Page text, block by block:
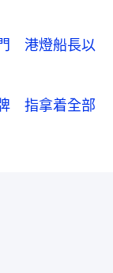
港燈船長以
指拿着全部